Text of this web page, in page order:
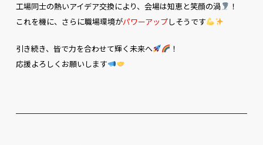
工場同士の熱いアイデア交換により、会場は知恵と笑顔の渦
！
これを機に、さらに職場環境がパワーアップしそうです
引き続き、皆で力を合わせて輝く未来へ
！
応援よろしくお願いします